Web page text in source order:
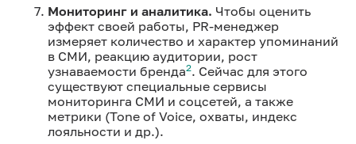
Мониторинг и аналитика. Чтобы оценить
эффект своей работы, PR-менеджер
измеряет количество и характер упоминаний
в СМИ, реакцию аудитории, рост
узнаваемости бренда2. Сейчас для этого
существуют специальные сервисы
мониторинга СМИ и соцсетей, а также
метрики (Tone of Voice, охваты, индекс
лояльности и др.).